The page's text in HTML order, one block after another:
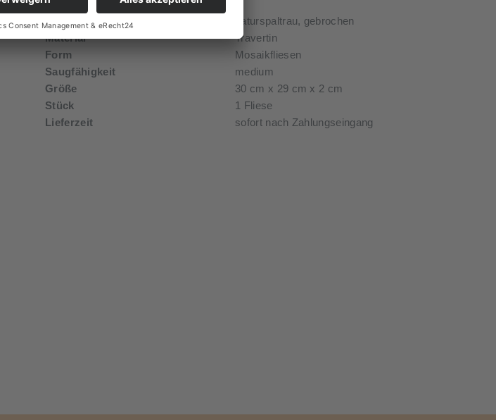
Oberfläche
naturspaltrau, gebrochen
Material
Travertin
Form
Mosaikfliesen
Saugfähigkeit
medium
Größe
30 cm x 29 cm x 2 cm
Stück
1 Fliese
Lieferzeit
sofort nach Zahlungseingang